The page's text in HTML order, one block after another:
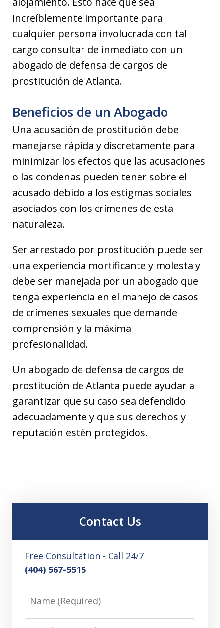
increíblemente importante para
cualquier persona involucrada con tal
cargo consultar de inmediato con un
abogado de defensa de cargos de
prostitución de Atlanta.
Beneficios de un Abogado
Una acusación de prostitución debe
manejarse rápida y discretamente para
minimizar los efectos que las acusaciones
o las condenas pueden tener sobre el
acusado debido a los estigmas sociales
asociados con los crímenes de esta
naturaleza.
Ser arrestado por prostitución puede ser
una experiencia mortificante y molesta y
debe ser manejada por un abogado que
tenga experiencia en el manejo de casos
de crímenes sexuales que demande
comprensión y la máxima
profesionalidad.
Un abogado de defensa de cargos de
prostitución de Atlanta puede ayudar a
garantizar que su caso sea defendido
adecuadamente y que sus derechos y
reputación estén protegidos.
Contact Us
Free Consultation - Call 24/7
(404) 567-5515
Name
Email